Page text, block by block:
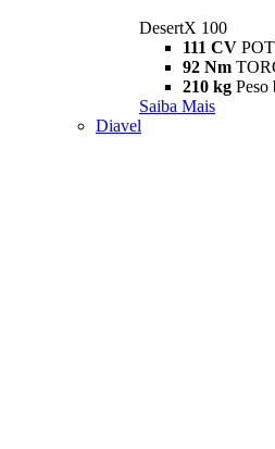
DesertX 100
111 CV
92 Nm
210 kg Peso
Saiba Mais
Diavel